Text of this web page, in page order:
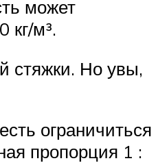
может
кг/м³.
стяжки. Но увы,
ограничиться
пропорция 1 :